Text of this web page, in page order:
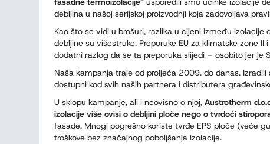
debljina u našoj serijskoj proizvodnji koja zadovoljava
Kao što se vidi u brošuri, razlika u cijeni između
debljine su višestruke. Preporuke EU za klimatske zone II
dodatni razlog da se ta preporuka slijedi – osobito jer je
Naša kampanja traje od proljeća 2009. do danas. Izradili
dostupni kod svih naših partnera i distributera
U sklopu kampanje, ali i neovisno o njoj, Austrotherm
izolacije više ovisi o debljini ploče nego o tvrdoći
fasade. Mnogi pogrešno koriste tvrđe EPS ploče (veće
troškove bez značajnog poboljšanja izolacije.